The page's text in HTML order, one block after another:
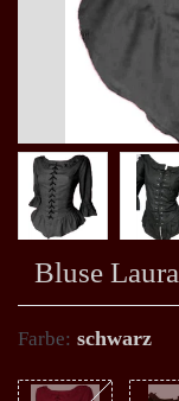
Bluse Laura
Farbe: schwarz